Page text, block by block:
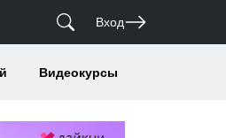
Вход
Видеокурсы